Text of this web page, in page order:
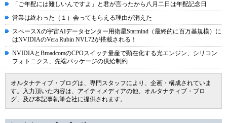
「ご年配には難しいんですよ」と君が言ったから八月二日は年配記念日
営業は終わった（１）会ってもらえる理由が消えた
スペースXの宇宙AIデータセンター用衛星Starmind（最終的に百万基規模）に
はNVIDIAのVera Rubin NVL72が搭載される！
NVIDIAとBroadcomのCPOスイッチ量産で顕在化する光エンジン、シリコン
フォトニクス、先端パッケージの供給制約
オルタナティブ・ブログは、専門スタッフにより、企画・構成されていま
す。入力頂いた内容は、アイティメディアの他、オルタナティブ・ブロ
グ、及び本記事執筆会社に提供されます。